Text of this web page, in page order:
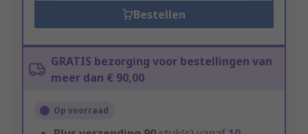
Bestellen
GRATIS bezorging voor bestellingen van
meer dan € 90,00
Op voorraad